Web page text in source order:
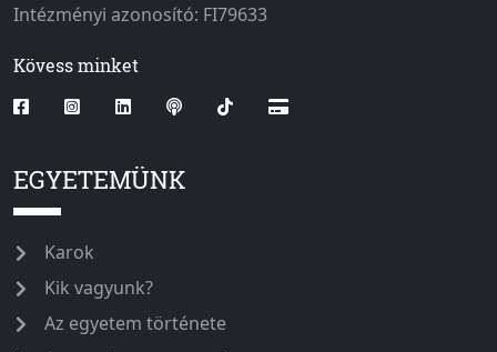
Intézményi azonosító: FI79633
Kövess minket
EGYETEMÜNK
Karok
Kik vagyunk?
Az egyetem története